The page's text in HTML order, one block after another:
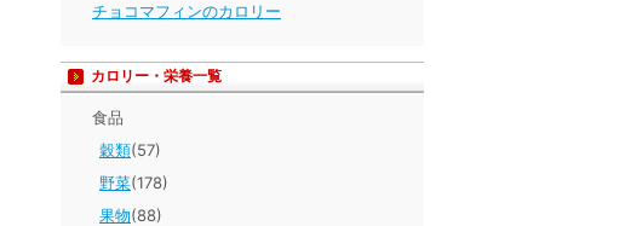
チョコマフィンのカロリー
カロリー・栄養一覧
食品
穀類(57)
野菜(178)
果物(88)